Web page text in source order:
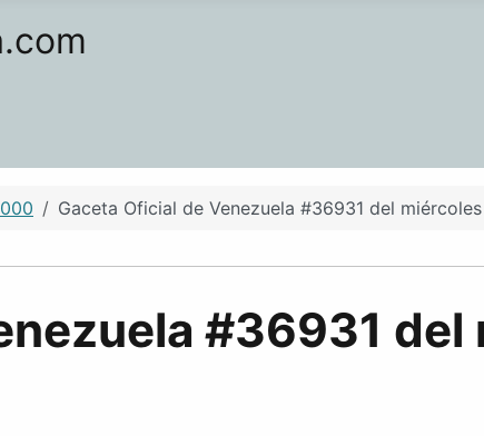
Gaceta Oficial de Venezuela #36931 del
#36931